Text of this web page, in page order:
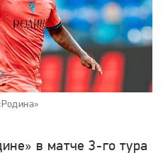
в матче 3-го тура